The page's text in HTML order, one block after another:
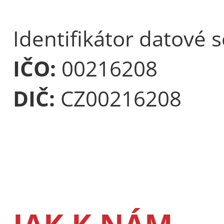
Identifikátor datové
IČO: 00216208
DIČ: CZ00216208